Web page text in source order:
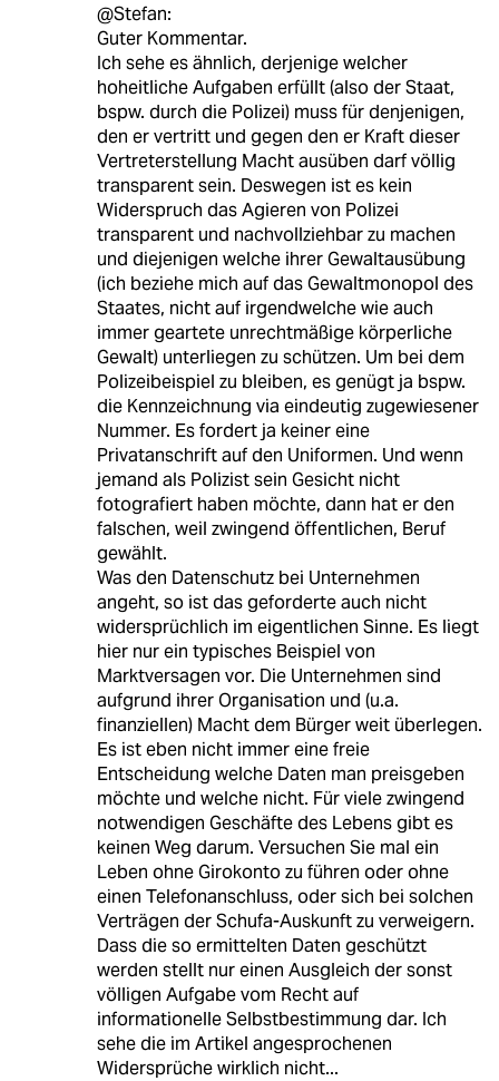
@Stefan:
Guter Kommentar.
Ich sehe es ähnlich, derjenige welcher
hoheitliche Aufgaben erfüllt (also der Staat,
bspw. durch die Polizei) muss für denjenigen,
den er vertritt und gegen den er Kraft dieser
Vertreterstellung Macht ausüben darf völlig
transparent sein. Deswegen ist es kein
Widerspruch das Agieren von Polizei
transparent und nachvollziehbar zu machen
und diejenigen welche ihrer Gewaltausübung
(ich beziehe mich auf das Gewaltmonopol des
Staates, nicht auf irgendwelche wie auch
immer geartete unrechtmäßige körperliche
Gewalt) unterliegen zu schützen. Um bei dem
Polizeibeispiel zu bleiben, es genügt ja bspw.
die Kennzeichnung via eindeutig zugewiesener
Nummer. Es fordert ja keiner eine
Privatanschrift auf den Uniformen. Und wenn
jemand als Polizist sein Gesicht nicht
fotografiert haben möchte, dann hat er den
falschen, weil zwingend öffentlichen, Beruf
gewählt.
Was den Datenschutz bei Unternehmen
angeht, so ist das geforderte auch nicht
widersprüchlich im eigentlichen Sinne. Es liegt
hier nur ein typisches Beispiel von
Marktversagen vor. Die Unternehmen sind
aufgrund ihrer Organisation und (u.a.
finanziellen) Macht dem Bürger weit überlegen.
Es ist eben nicht immer eine freie
Entscheidung welche Daten man preisgeben
möchte und welche nicht. Für viele zwingend
notwendigen Geschäfte des Lebens gibt es
keinen Weg darum. Versuchen Sie mal ein
Leben ohne Girokonto zu führen oder ohne
einen Telefonanschluss, oder sich bei solchen
Verträgen der Schufa-Auskunft zu verweigern.
Dass die so ermittelten Daten geschützt
werden stellt nur einen Ausgleich der sonst
völligen Aufgabe vom Recht auf
informationelle Selbstbestimmung dar. Ich
sehe die im Artikel angesprochenen
Widersprüche wirklich nicht...